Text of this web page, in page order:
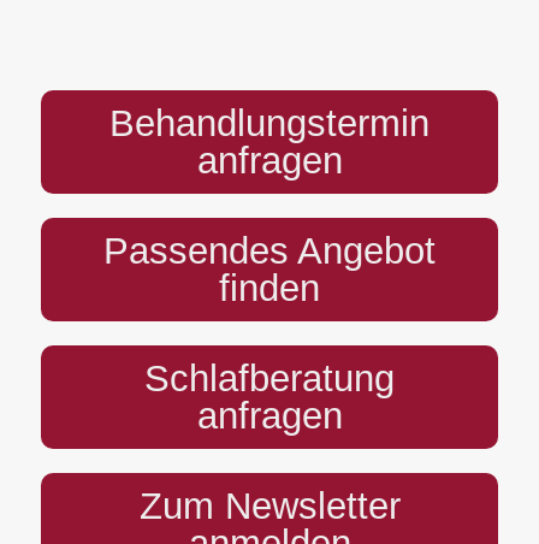
Behandlungstermin
anfragen
Passendes Angebot
finden
Schlafberatung
anfragen
Zum Newsletter